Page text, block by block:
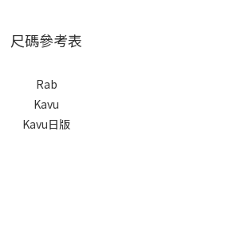
尺碼參考表
Rab
Kavu
Kavu日版